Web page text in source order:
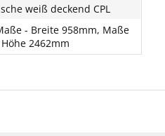
weiß deckend CPL
- Breite 958mm, Maße
2462mm